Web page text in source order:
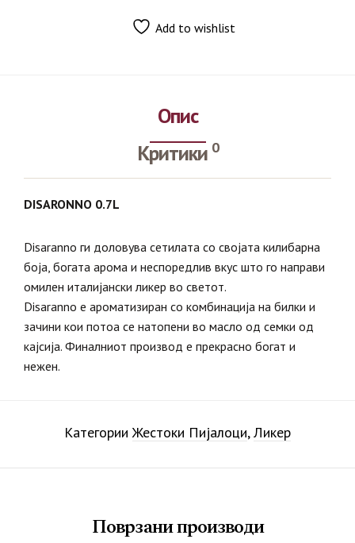
Add to wishlist
Опис
Критики 0
DISARONNO 0.7L
Disaranno ги доловува сетилата со својата килибарна
боја, богата арома и неспоредлив вкус што го направи
омилен италијански ликер во светот.
Disaranno е ароматизиран со комбинација на билки и
зачини кои потоа се натопени во масло од семки од
кајсија. Финалниот производ е прекрасно богат и
нежен.
КатегорииЖестоки Пијалоци,Ликер
Поврзани производи